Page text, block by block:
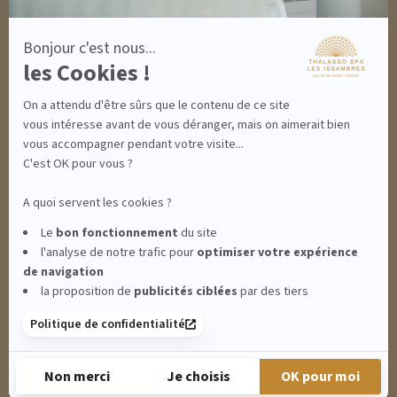
Bonjour c'est nous...
les Cookies !
On a attendu d'être sûrs que le contenu de ce site
vous intéresse avant de vous déranger, mais on aimerait bien
vous accompagner pendant votre visite...
C'est OK pour vous ?
A quoi servent les cookies ?
Le bon fonctionnement du site
l'analyse de notre trafic pour optimiservotre expérience
de navigation
la proposition de publicités ciblées par des tiers
Politique de confidentialité
Non merci Je choisis OK pour moi
MENTIONS LÉGALES
CONDITIONS GÉNÉRALES - BONS CADEAUX
POLITIQUE DE CONFIDENTIALITÉ
THALASSO SPA LES ISSAMBRES - RÉSIDENCE LES CALANQUES PIERRE &
VACANCES**** - BOULEVARD DU MÉROU - 83380 LES ISSAMBRES -
CLIQUEZ-ICI POUR MODIFIER VOS PRÉFÉRENCES EN MATIÈRE DE COOKIES